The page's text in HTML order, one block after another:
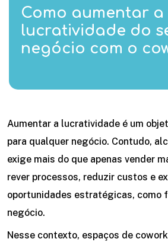
Como aumentar a
lucratividade do
negócio com o
Aumentar a lucratividade é um
para qualquer negócio. Contudo,
exige mais do que apenas vender
rever processos, reduzir custos e
oportunidades estratégicas, como
negócio.
Nesse contexto, espaços de